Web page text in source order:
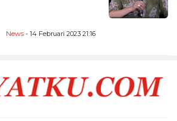
News - 14 Februari 2023 21:16